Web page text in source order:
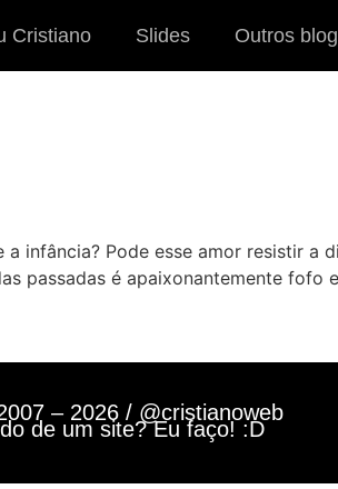
Cristiano Slides Outros
infância? Pode esse amor resistir a
passadas é apaixonantemente fofo
– 2026 / @cristianoweb
de um site? Eu faço! :D